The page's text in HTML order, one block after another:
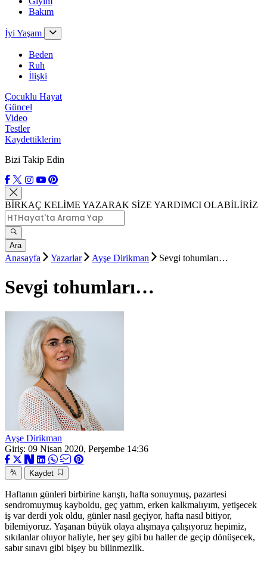
Bakım
İyi Yaşam
Beden
Ruh
İlişki
Çocuklu Hayat
Güncel
Video
Testler
Kaydettiklerim
Bizi Takip Edin
BİRKAÇ KELİME YAZARAK SİZE YARDIMCI OLABİLİRİZ
Ara
Anasayfa Yazarlar Ayşe Dirikman Sevgi tohumları…
Sevgi tohumları…
Ayşe Dirikman
Giriş: 09 Nisan 2020, Perşembe 14:36
Kaydet
Haftanın günleri birbirine karıştı, hafta sonuymuş, pazartesi
sendromuymuş kayboldu, geç yattım, erken kalkmalıyım, yetişecek
iş var derdi yok oldu, günler nasıl geçiyor, hafta nasıl bitiyor,
bilemiyoruz. Yaşanan büyük olaya alışmaya çalışıyoruz hepimiz,
sıkılanlar oluyor haliyle, her şey gibi bu haller de geçip dönüşecek,
sabır sınavı gibi bişey bu bilinmezlik.